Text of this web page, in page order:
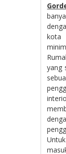
yang